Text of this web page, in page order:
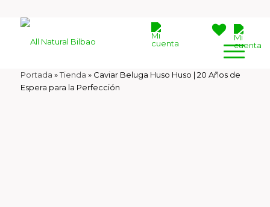
Portada »Tienda » Caviar Beluga Huso Huso | 20 Años de
Espera para la Perfección